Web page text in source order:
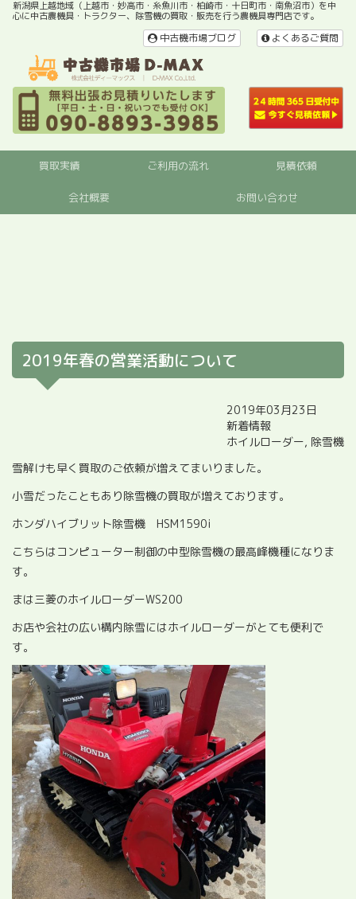
新潟県上越地域（上越市・妙高市・糸魚川市・柏崎市・十日町市・南魚沼市）を中
心に中古農機具・トラクター、除雪機の買取・販売を行う農機具専門店です。
よくあるご質問
中古機市場ブログ
買取実績 ご利用の流れ 見積依頼
会社概要 お問い合わせ
2019年春の営業活動について
2019年03月23日
新着情報
ホイルローダー, 除雪機
雪解けも早く買取のご依頼が増えてまいりました。
小雪だったこともあり除雪機の買取が増えております。
ホンダハイブリット除雪機 HSM1590i
こちらはコンピューター制御の中型除雪機の最高峰機種になりま
す。
まは三菱のホイルローダーWS200
お店や会社の広い構内除雪にはホイルローダーがとても便利で
す。